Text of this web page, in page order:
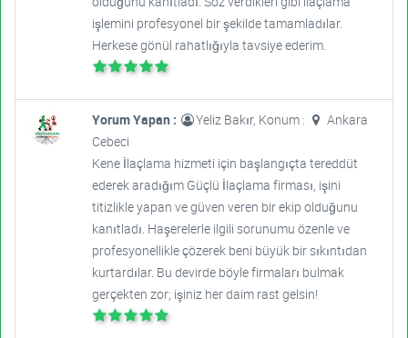
işlemini profesyonel bir şekilde tamamladılar.
Herkese gönül rahatlığıyla tavsiye ederim.
Yorum Yapan : Yeliz Bakır, Konum :
Ankara
Cebeci
Kene İlaçlama hizmeti için başlangıçta tereddüt
ederek aradığım Güçlü İlaçlama firması, işini
titizlikle yapan ve güven veren bir ekip olduğunu
kanıtladı. Haşerelerle ilgili sorunumu özenle ve
profesyonellikle çözerek beni büyük bir sıkıntıdan
kurtardılar. Bu devirde böyle firmaları bulmak
gerçekten zor; işiniz her daim rast gelsin!